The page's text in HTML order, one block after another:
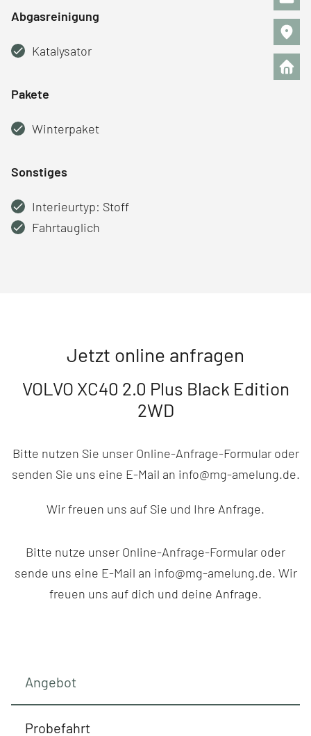
Abgasreinigung
Katalysator
Pakete
Winterpaket
Sonstiges
Interieurtyp: Stoff
Fahrtauglich
Jetzt online anfragen
VOLVO XC40 2.0 Plus Black Edition
2WD
Bitte nutzen Sie unser Online-Anfrage-Formular oder
senden Sie uns eine E-Mail an info@mg-amelung.de.
Wir freuen uns auf Sie und Ihre Anfrage.
Bitte nutze unser Online-Anfrage-Formular oder
sende uns eine E-Mail an info@mg-amelung.de. Wir
freuen uns auf dich und deine Anfrage.
Angebot
Probefahrt